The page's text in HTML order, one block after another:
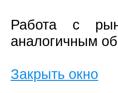
Работа с
аналогичным
Закрыть окно